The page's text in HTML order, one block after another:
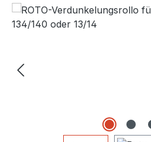
Bildergalerie überspringen